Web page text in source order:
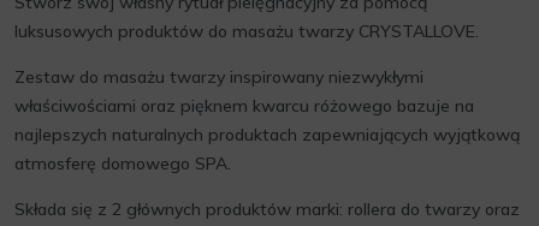
luksusowych produktów do masażu twarzy CRYSTALLOVE.
Zestaw do masażu twarzy inspirowany niezwykłymi
właściwościami oraz pięknem kwarcu różowego bazuje na
najlepszych naturalnych produktach zapewniających wyjątkową
atmosferę domowego SPA.
Składa się z 2 głównych produktów marki: rollera do twarzy oraz